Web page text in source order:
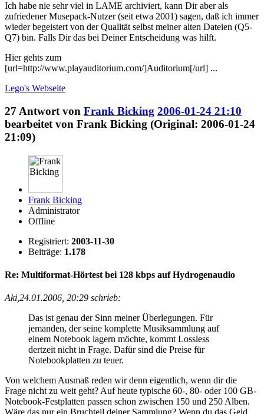
Ich habe nie sehr viel in LAME archiviert, kann Dir aber als
zufriedener Musepack-Nutzer (seit etwa 2001) sagen, daß ich immer
wieder begeistert von der Qualität selbst meiner alten Dateien (Q5-
Q7) bin. Falls Dir das bei Deiner Entscheidung was hilft.
Hier gehts zum
[url=http://www.playauditorium.com/]Auditorium[/url] ...
Lego's Webseite
27 Antwort von Frank Bicking 2006-01-24 21:10
bearbeitet von Frank Bicking (Original: 2006-01-24
21:09)
Frank Bicking
Administrator
Offline
Registriert: 2003-11-30
Beiträge: 1.178
Re: Multiformat-Hörtest bei 128 kbps auf Hydrogenaudio
Aki,24.01.2006, 20:29 schrieb:
Das ist genau der Sinn meiner Überlegungen. Für
jemanden, der seine komplette Musiksammlung auf
einem Notebook lagern möchte, kommt Lossless
dertzeit nicht in Frage. Dafür sind die Preise für
Notebookplatten zu teuer.
Von welchem Ausmaß reden wir denn eigentlich, wenn dir die
Frage nicht zu weit geht? Auf heute typische 60-, 80- oder 100 GB-
Notebook-Festplatten passen schon zwischen 150 und 250 Alben.